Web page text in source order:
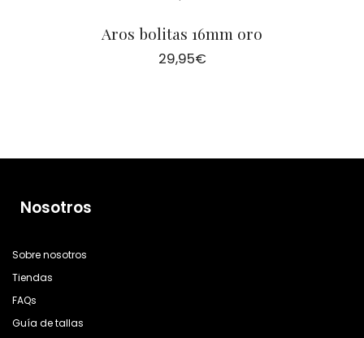
Aros bolitas 16mm oro
29,95€
Nosotros
Sobre nosotros
Tiendas
FAQs
Guía de tallas